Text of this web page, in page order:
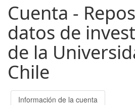
Cuenta -
datos de
de la
Chile
Información de la cuenta